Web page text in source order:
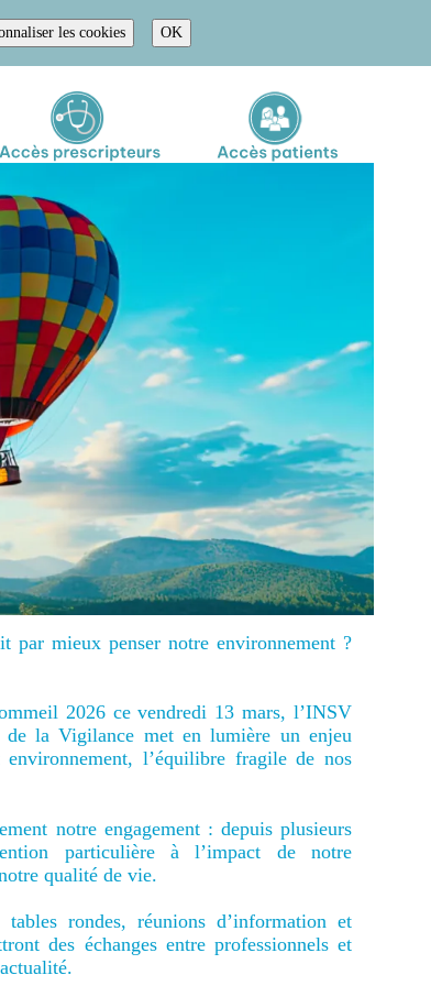
les cookies OK
par mieux penser notre environnement ?
2026 ce vendredi 13 mars, l’INSV
la Vigilance met en lumière un enjeu
l’équilibre fragile de nos
notre engagement : depuis plusieurs
particulière à l’impact de notre
qualité de vie.
tables rondes, réunions d’information et
des échanges entre professionnels et